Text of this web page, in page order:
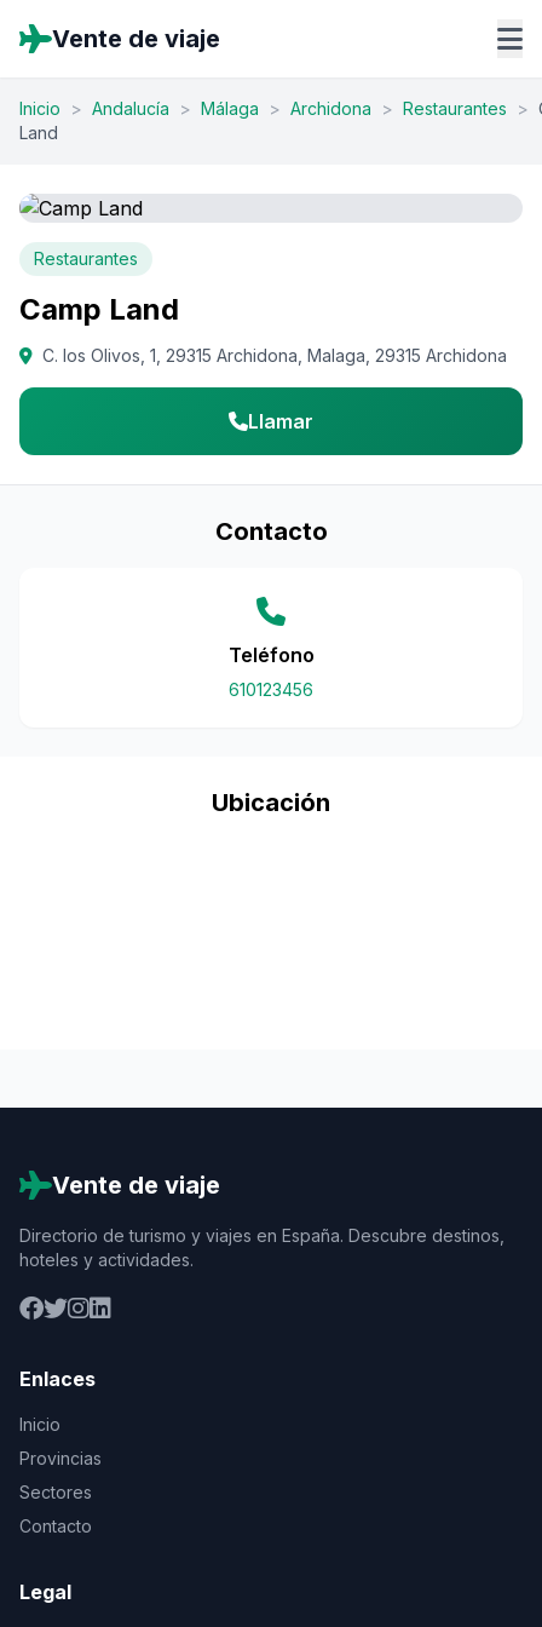
Vente de viaje
Inicio > Andalucía > Málaga > Archidona > Restaurantes >
Land
Restaurantes
Camp Land
C. los Olivos, 1, 29315 Archidona, Malaga, 29315 Archidona
Llamar
Contacto
Teléfono
610123456
Ubicación
Vente de viaje
Directorio de turismo y viajes en España. Descubre destinos,
hoteles y actividades.
Enlaces
Inicio
Provincias
Sectores
Contacto
Legal